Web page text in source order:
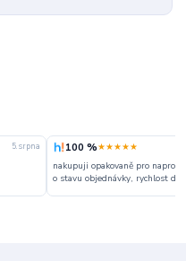
5. srpna 100 %★★★★★
nakupuji opakovaně pro
o stavu objednávky, rychlost